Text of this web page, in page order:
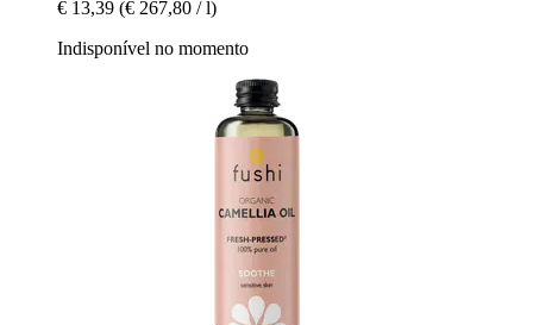
€ 13,39 (€ 267,80 / l)
Indisponível no momento